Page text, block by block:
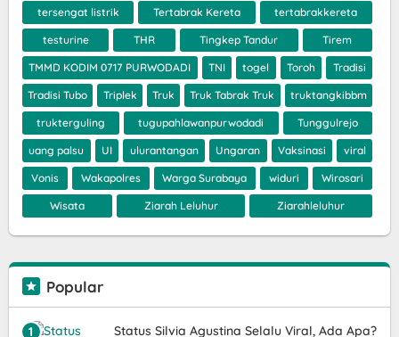
tersengat listrik Tertabrak Kereta tertabrakkereta
testurine THR Tingkep Tandur Tirem
TMMD KODIM 0717 PURWODADI TNI togel Toroh Tradisi
Tradisi Tubo Triplek Truk Truk Tabrak Truk truktangkibbm
trukterguling tugupahlawanpurwodadi Tunggulrejo
uang palsu UI ulurantangan Ungaran Vaksinasi viral
Vonis Wakapolres Warga Surabaya widuri Wirosari
Wisata Ziarah Leluhur Ziarahleluhur
Popular
Status Silvia Agustina Selalu Viral, Ada Apa?